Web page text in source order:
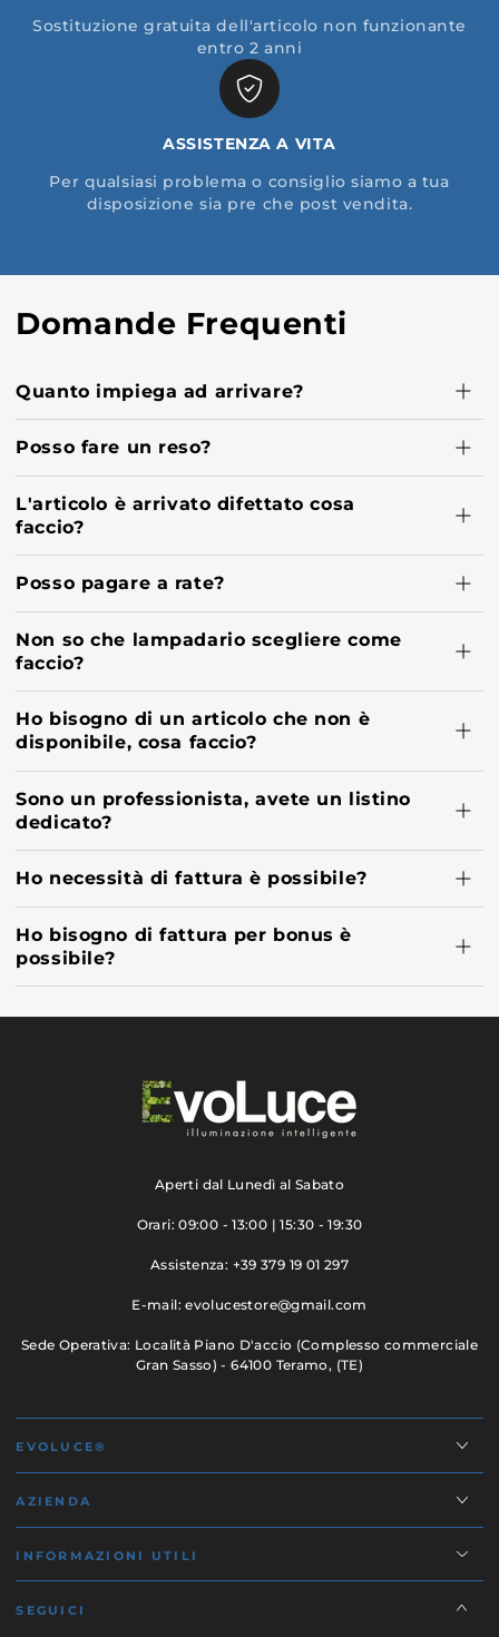
Sostituzione gratuita dell'articolo non funzionante
entro 2 anni
ASSISTENZA A VITA
Per qualsiasi problema o consiglio siamo a tua
disposizione sia pre che post vendita.
Domande Frequenti
Quanto impiega ad arrivare?
Posso fare un reso?
L'articolo è arrivato difettato cosa
faccio?
Posso pagare a rate?
Non so che lampadario scegliere come
faccio?
Ho bisogno di un articolo che non è
disponibile, cosa faccio?
Sono un professionista, avete un listino
dedicato?
Ho necessità di fattura è possibile?
Ho bisogno di fattura per bonus è
possibile?
Aperti dal Lunedì al Sabato
Orari: 09:00 - 13:00 | 15:30 - 19:30
Assistenza: +39 379 19 01 297
E-mail: evolucestore@gmail.com
Sede Operativa: Località Piano D'accio (Complesso commerciale
Gran Sasso) - 64100 Teramo, (TE)
EVOLUCE®
AZIENDA
INFORMAZIONI UTILI
SEGUICI